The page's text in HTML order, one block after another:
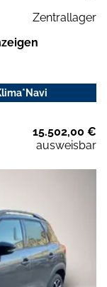
Zentrallager
15.502,00 €
ausweisbar